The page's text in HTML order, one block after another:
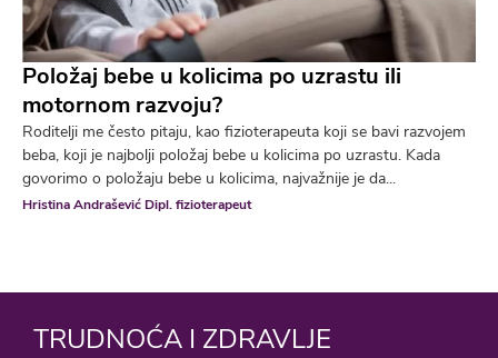
Položaj bebe u kolicima po uzrastu ili
motornom razvoju?
Roditelji me često pitaju, kao fizioterapeuta koji se bavi razvojem
beba, koji je najbolji položaj bebe u kolicima po uzrastu. Kada
govorimo o položaju bebe u kolicima, najvažnije je da...
Hristina Andrašević Dipl. fizioterapeut
TRUDNOĆA I ZDRAVLJE